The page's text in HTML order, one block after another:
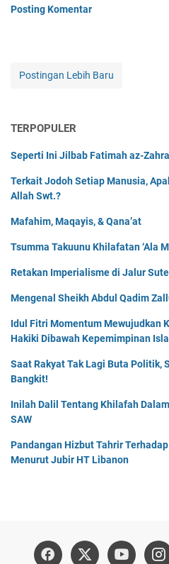
Posting Komentar
Postingan Lebih Baru
TERPOPULER
Seperti Ini Jilbab Fatimah az-
Terkait Jodoh Setiap Manusia,
Allah Swt.?
Mafahim, Maqayis, & Qana’at
Tsumma Takuunu Khilafatan ‘Ala
Retakan Imperialisme di Jalur
Mengenal Sheikh Abdul Qadim
Idul Fitri Momentum Mewujudkan
Hakiki Dibawah Kepemimpinan
Saat Rakyat Tak Lagi Buta Politik,
Bangkit!
Inilah Dalil Tentang Khilafah
SAW
Pandangan Hizbut Tahrir Terhadap
Menurut Jubir HT Libanon